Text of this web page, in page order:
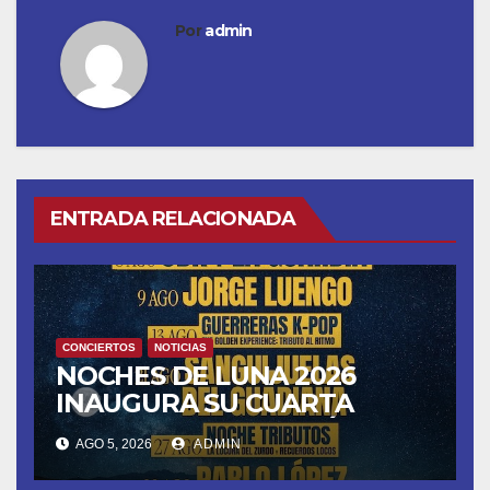
Poradmin
ENTRADA RELACIONADA
CONCIERTOS NOTICIAS
NOCHES DE LUNA 2026
INAUGURA SU CUARTA
TEMPORADA ESTE SÁBADO
8 CON OBK Y LA GUARDIA
AGO 5, 2026 ADMIN